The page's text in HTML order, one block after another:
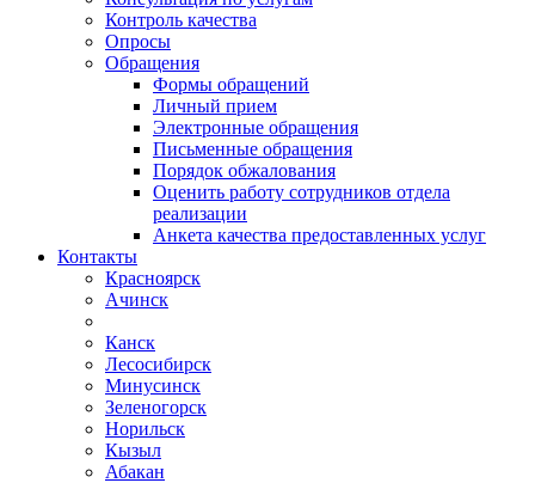
Контроль качества
Опросы
Обращения
Формы обращений
Личный прием
Электронные обращения
Письменные обращения
Порядок обжалования
Оценить работу сотрудников отдела
реализации
Анкета качества предоставленных услуг
Контакты
Красноярск
Ачинск
Канск
Лесосибирск
Минусинск
Зеленогорск
Норильск
Кызыл
Абакан